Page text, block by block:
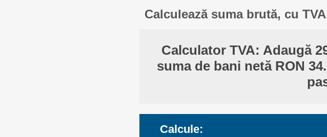
Calculează suma brută, cu
Calculator TVA: Adaugă
suma de bani netă RON
Calcule: